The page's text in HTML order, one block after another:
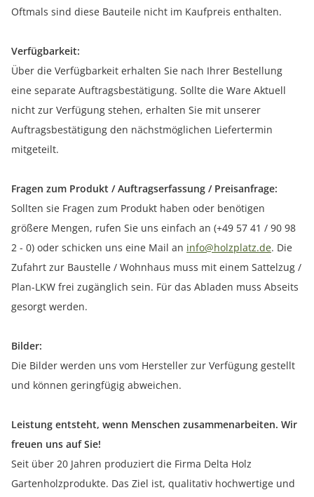
Oftmals sind diese Bauteile nicht im Kaufpreis enthalten.
Verfügbarkeit:
Über die Verfügbarkeit erhalten Sie nach Ihrer Bestellung
eine separate Auftragsbestätigung. Sollte die Ware Aktuell
nicht zur Verfügung stehen, erhalten Sie mit unserer
Auftragsbestätigung den nächstmöglichen Liefertermin
mitgeteilt.
Fragen zum Produkt / Auftragserfassung / Preisanfrage:
Sollten sie Fragen zum Produkt haben oder benötigen
größere Mengen, rufen Sie uns einfach an (+49 57 41 / 90 98
2 - 0) oder schicken uns eine Mail an info@holzplatz.de. Die
Zufahrt zur Baustelle / Wohnhaus muss mit einem Sattelzug /
Plan-LKW frei zugänglich sein. Für das Abladen muss Abseits
gesorgt werden.
Bilder:
Die Bilder werden uns vom Hersteller zur Verfügung gestellt
und können geringfügig abweichen.
Leistung entsteht, wenn Menschen zusammenarbeiten. Wir
freuen uns auf Sie!
Seit über 20 Jahren produziert die Firma Delta Holz
Gartenholzprodukte. Das Ziel ist, qualitativ hochwertige und